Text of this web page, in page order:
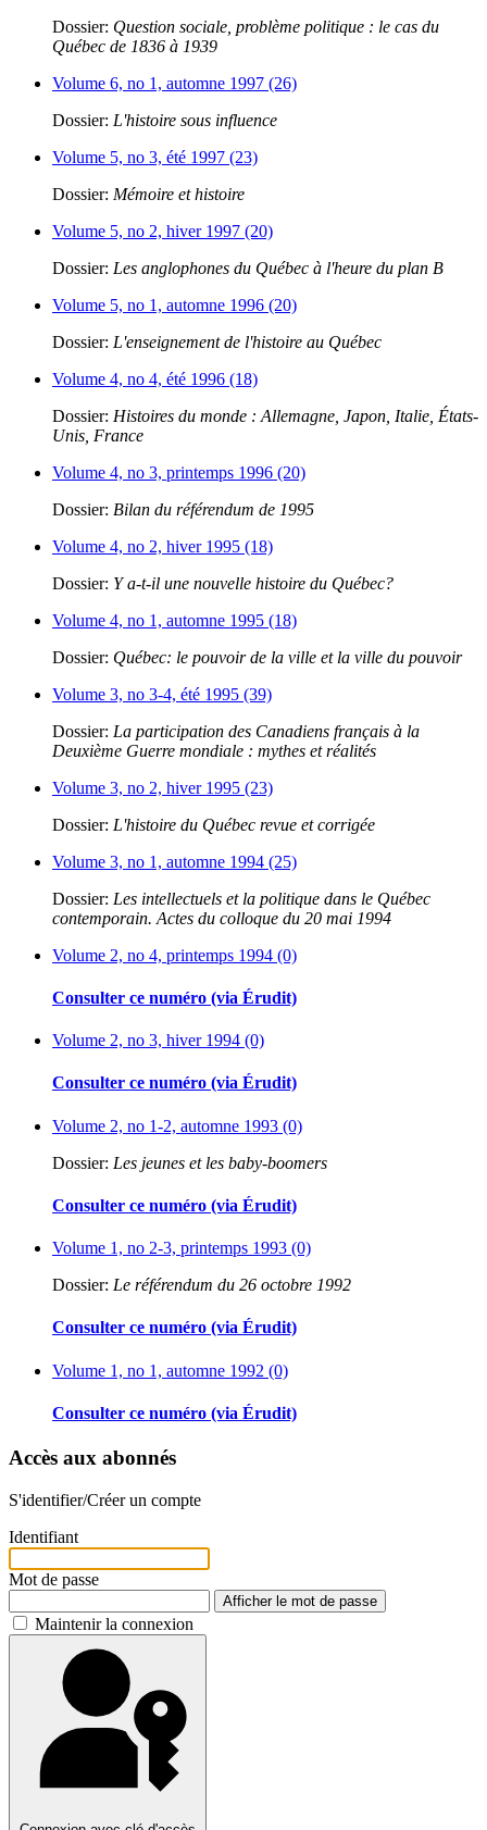
Dossier: Question sociale, problème politique : le cas du
Québec de 1836 à 1939
Volume 6, no 1, automne 1997 (26)
Dossier: L'histoire sous influence
Volume 5, no 3, été 1997 (23)
Dossier: Mémoire et histoire
Volume 5, no 2, hiver 1997 (20)
Dossier: Les anglophones du Québec à l'heure du plan B
Volume 5, no 1, automne 1996 (20)
Dossier: L'enseignement de l'histoire au Québec
Volume 4, no 4, été 1996 (18)
Dossier: Histoires du monde : Allemagne, Japon, Italie, États-
Unis, France
Volume 4, no 3, printemps 1996 (20)
Dossier: Bilan du référendum de 1995
Volume 4, no 2, hiver 1995 (18)
Dossier: Y a-t-il une nouvelle histoire du Québec?
Volume 4, no 1, automne 1995 (18)
Dossier: Québec: le pouvoir de la ville et la ville du pouvoir
Volume 3, no 3-4, été 1995 (39)
Dossier: La participation des Canadiens français à la
Deuxième Guerre mondiale : mythes et réalités
Volume 3, no 2, hiver 1995 (23)
Dossier: L'histoire du Québec revue et corrigée
Volume 3, no 1, automne 1994 (25)
Dossier: Les intellectuels et la politique dans le Québec
contemporain. Actes du colloque du 20 mai 1994
Volume 2, no 4, printemps 1994 (0)
Consulter ce numéro (via Érudit)
Volume 2, no 3, hiver 1994 (0)
Consulter ce numéro (via Érudit)
Volume 2, no 1-2, automne 1993 (0)
Dossier: Les jeunes et les baby-boomers
Consulter ce numéro (via Érudit)
Volume 1, no 2-3, printemps 1993 (0)
Dossier: Le référendum du 26 octobre 1992
Consulter ce numéro (via Érudit)
Volume 1, no 1, automne 1992 (0)
Consulter ce numéro (via Érudit)
Accès aux abonnés
S'identifier/Créer un compte
Identifiant
Mot de passe
Afficher le mot de passe
Maintenir la connexion